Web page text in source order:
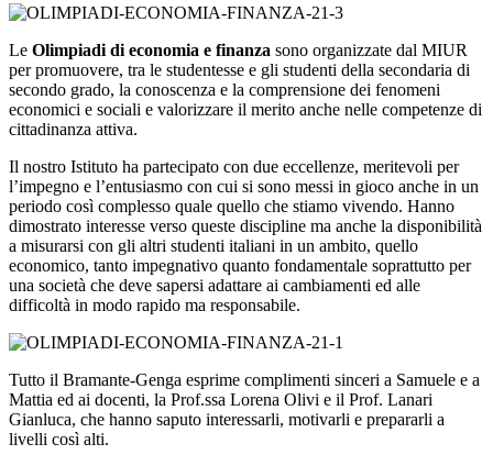
Le Olimpiadi di economia e finanza sono organizzate dal MIUR
per promuovere, tra le studentesse e gli studenti della secondaria di
secondo grado, la conoscenza e la comprensione dei fenomeni
economici e sociali e valorizzare il merito anche nelle competenze di
cittadinanza attiva.
Il nostro Istituto ha partecipato con due eccellenze, meritevoli per
l’impegno e l’entusiasmo con cui si sono messi in gioco anche in un
periodo così complesso quale quello che stiamo vivendo. Hanno
dimostrato interesse verso queste discipline ma anche la disponibilità
a misurarsi con gli altri studenti italiani in un ambito, quello
economico, tanto impegnativo quanto fondamentale soprattutto per
una società che deve sapersi adattare ai cambiamenti ed alle
difficoltà in modo rapido ma responsabile.
Tutto il Bramante-Genga esprime complimenti sinceri a Samuele e a
Mattia ed ai docenti, la Prof.ssa Lorena Olivi e il Prof. Lanari
Gianluca, che hanno saputo interessarli, motivarli e prepararli a
livelli così alti.